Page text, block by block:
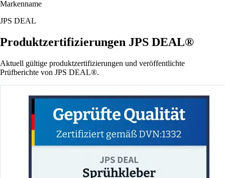
Markenname
JPS DEAL
Produktzertifizierungen JPS DEAL®
Aktuell gültige produktzertifizierungen und veröffentlichte
Prüfberichte von JPS DEAL®.